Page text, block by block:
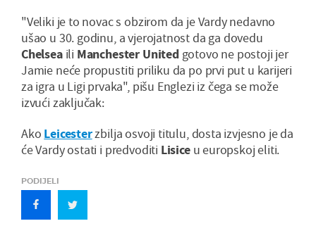
"Veliki je to novac s obzirom da je Vardy nedavno
ušao u 30. godinu, a vjerojatnost da ga dovedu
Chelseaili Manchester Unitedgotovo ne postoji jer
Jamie neće propustiti priliku da po prvi put u karijeri
za igra u Ligi prvaka", pišu Englezi iz čega se može
izvući zaključak:
Ako Leicesterzbilja osvoji titulu, dosta izvjesno je da
će Vardy ostati i predvoditi Lisiceu europskoj eliti.
PODIJELI